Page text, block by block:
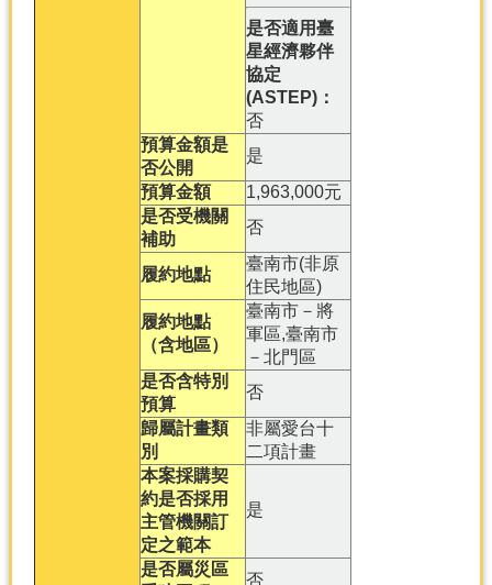
是否適用臺
星經濟夥伴
協定
(ASTEP)：
否
預算金額是
否公開
是
預算金額
1,963,000元
是否受機關
補助
否
履約地點
臺南市(非原
住民地區)
履約地點
（含地區）
臺南市－將
軍區,臺南市
－北門區
是否含特別
預算
否
歸屬計畫類
別
非屬愛台十
二項計畫
本案採購契
約是否採用
主管機關訂
定之範本
是
是否屬災區
否